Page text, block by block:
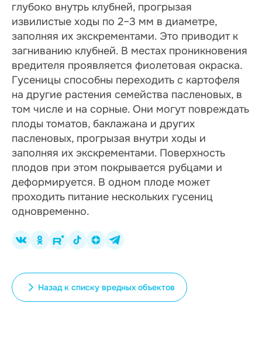
глубоко внутрь клубней, прогрызая
извилистые ходы по 2–3 мм в диаметре,
заполняя их экскрементами. Это приводит к
загниванию клубней. В местах проникновения
вредителя проявляется фиолетовая окраска.
Гусеницы способны переходить с картофеля
на другие растения семейства пасленовых, в
том числе и на сорные. Они могут повреждать
плоды томатов, баклажана и других
пасленовых, прогрызая внутри ходы и
заполняя их экскрементами. Поверхность
плодов при этом покрывается рубцами и
деформируется. В одном плоде может
проходить питание нескольких гусениц
одновременно.
Назад к списку вредных объектов